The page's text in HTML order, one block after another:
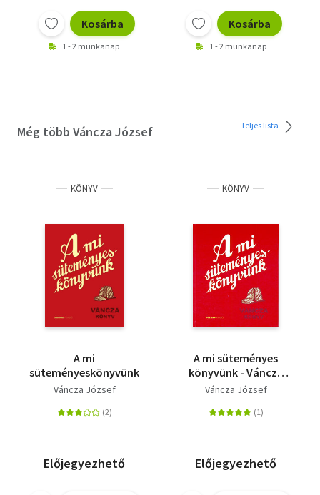
Kosárba
1 - 2 munkanap
Kosárba
1 - 2 munkanap
Még több Váncza József Teljes lista
KÖNYV
A mi
süteményeskönyvünk
Váncza József
Előjegyezhető
KÖNYV
A mi süteményes
könyvünk - Váncza
könyv
Váncza József
Előjegyezhető